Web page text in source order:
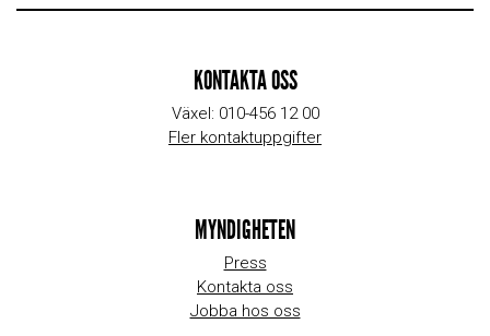
KONTAKTA OSS
Växel: 010-456 12 00
Fler kontaktuppgifter
MYNDIGHETEN
Press
Kontakta oss
Jobba hos oss